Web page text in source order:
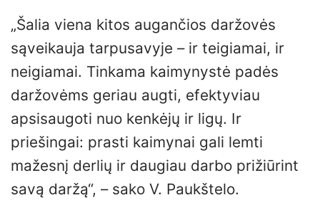
„Šalia viena kitos augančios daržovės
sąveikauja tarpusavyje – ir teigiamai, ir
neigiamai. Tinkama kaimynystė padės
daržovėms geriau augti, efektyviau
apsisaugoti nuo kenkėjų ir ligų. Ir
priešingai: prasti kaimynai gali lemti
mažesnį derlių ir daugiau darbo prižiūrint
savą daržą“, – sako V. Paukštelo.